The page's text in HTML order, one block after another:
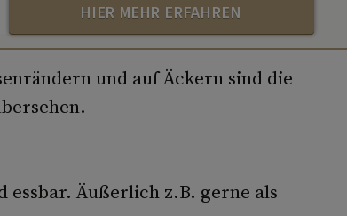
HIER MEHR ERFAHREN
und auf Äckern sind die
essbar. Äußerlich z.B. gerne als